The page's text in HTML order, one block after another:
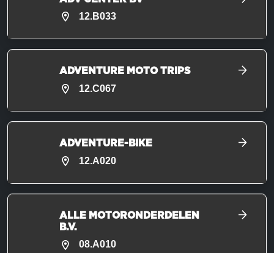
12.B033
ADVENTURE MOTO TRIPS
12.C067
ADVENTURE-BIKE
12.A020
ALLE MOTORONDERDELEN
B.V.
08.A010